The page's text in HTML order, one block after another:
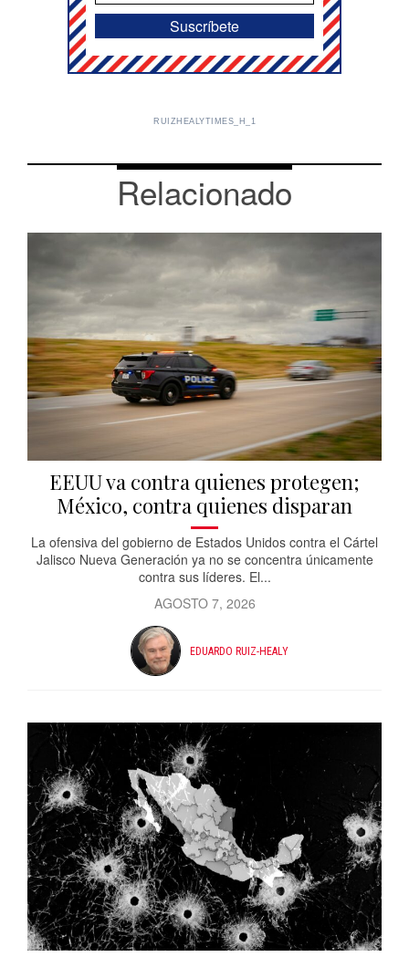
RUIZHEALYTIMES_H_1
Relacionado
EEUU va contra quienes protegen;
México, contra quienes disparan
La ofensiva del gobierno de Estados Unidos contra el Cártel
Jalisco Nueva Generación ya no se concentra únicamente
contra sus líderes. El...
AGOSTO 7, 2026
EDUARDO RUIZ-HEALY